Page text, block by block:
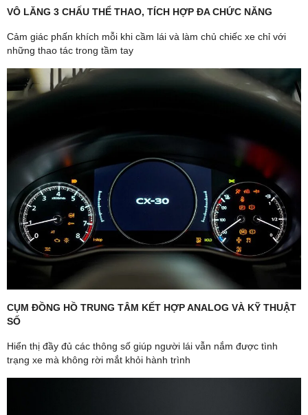
VÔ LĂNG 3 CHẤU THỂ THAO, TÍCH HỢP ĐA CHỨC NĂNG
Cảm giác phấn khích mỗi khi cầm lái và làm chủ chiếc xe chỉ với
những thao tác trong tầm tay
CỤM ĐỒNG HỒ TRUNG TÂM KẾT HỢP ANALOG VÀ KỸ THUẬT
SỐ
Hiển thị đầy đủ các thông số giúp người lái vẫn nắm được tình
trạng xe mà không rời mắt khỏi hành trình